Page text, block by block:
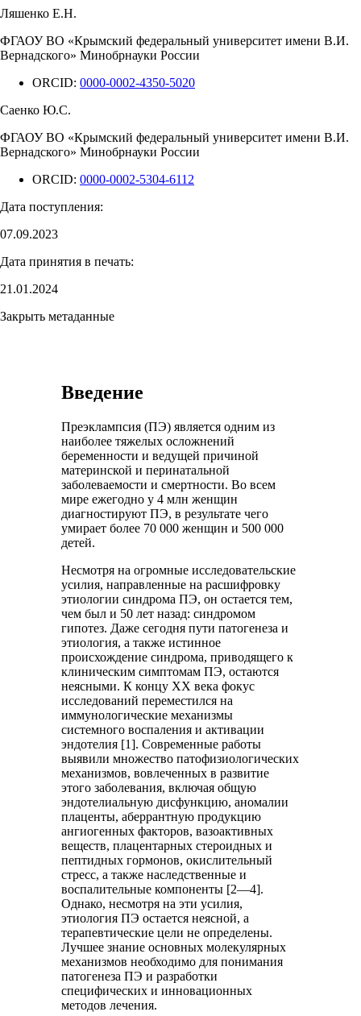
Ляшенко Е.Н.
ФГАОУ ВО «Крымский федеральный университет имени В.И.
Вернадского» Минобрнауки России
ORCID: 0000-0002-4350-5020
Саенко Ю.С.
ФГАОУ ВО «Крымский федеральный университет имени В.И.
Вернадского» Минобрнауки России
ORCID: 0000-0002-5304-6112
Дата поступления:
07.09.2023
Дата принятия в печать:
21.01.2024
Закрыть метаданные
Введение
Преэклампсия (ПЭ) является одним из
наиболее тяжелых осложнений
беременности и ведущей причиной
материнской и перинатальной
заболеваемости и смертности. Во всем
мире ежегодно у 4 млн женщин
диагностируют ПЭ, в результате чего
умирает более 70 000 женщин и 500 000
детей.
Несмотря на огромные исследовательские
усилия, направленные на расшифровку
этиологии синдрома ПЭ, он остается тем,
чем был и 50 лет назад: синдромом
гипотез. Даже сегодня пути патогенеза и
этиология, а также истинное
происхождение синдрома, приводящего к
клиническим симптомам ПЭ, остаются
неясными. К концу XX века фокус
исследований переместился на
иммунологические механизмы
системного воспаления и активации
эндотелия [1]. Современные работы
выявили множество патофизиологических
механизмов, вовлеченных в развитие
этого заболевания, включая общую
эндотелиальную дисфункцию, аномалии
плаценты, аберрантную продукцию
ангиогенных факторов, вазоактивных
веществ, плацентарных стероидных и
пептидных гормонов, окислительный
стресс, а также наследственные и
воспалительные компоненты [2—4].
Однако, несмотря на эти усилия,
этиология ПЭ остается неясной, а
терапевтические цели не определены.
Лучшее знание основных молекулярных
механизмов необходимо для понимания
патогенеза ПЭ и разработки
специфических и инновационных
методов лечения.